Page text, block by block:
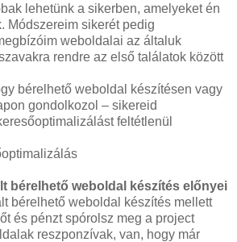
lehetünk a sikerben, amelyeket én
Módszereim sikerét pedig
weboldalai az általuk
rendre az első találatok között
bérelhető weboldal készítésen vagy
gondolkozol – sikereid
feltétlenül
bérelhető weboldal készítés előnyei
bérelhető weboldal készítés mellett
és pénzt spórolsz meg a project
reszponzívak, van, hogy már